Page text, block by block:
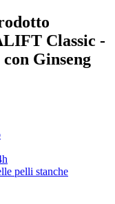
Classic -
Ginseng
pelli stanche